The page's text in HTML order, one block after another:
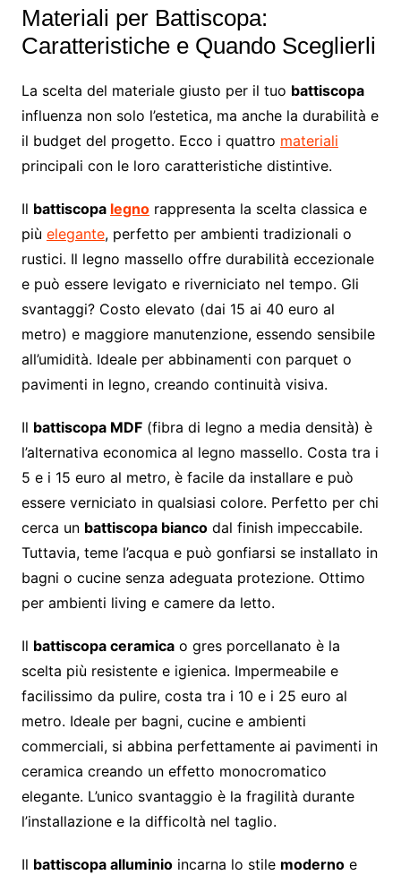
Materiali per Battiscopa:
Caratteristiche e Quando Sceglierli
La scelta del materiale giusto per il tuo battiscopa
influenza non solo l’estetica, ma anche la durabilità e
il budget del progetto. Ecco i quattro materiali
principali con le loro caratteristiche distintive.
Il battiscopa legnorappresenta la scelta classica e
più elegante, perfetto per ambienti tradizionali o
rustici. Il legno massello offre durabilità eccezionale
e può essere levigato e riverniciato nel tempo. Gli
svantaggi? Costo elevato (dai 15 ai 40 euro al
metro) e maggiore manutenzione, essendo sensibile
all’umidità. Ideale per abbinamenti con parquet o
pavimenti in legno, creando continuità visiva.
Il battiscopa MDF(fibra di legno a media densità) è
l’alternativa economica al legno massello. Costa tra i
5 e i 15 euro al metro, è facile da installare e può
essere verniciato in qualsiasi colore. Perfetto per chi
cerca un battiscopa biancodal finish impeccabile.
Tuttavia, teme l’acqua e può gonfiarsi se installato in
bagni o cucine senza adeguata protezione. Ottimo
per ambienti living e camere da letto.
Il battiscopa ceramicao gres porcellanato è la
scelta più resistente e igienica. Impermeabile e
facilissimo da pulire, costa tra i 10 e i 25 euro al
metro. Ideale per bagni, cucine e ambienti
commerciali, si abbina perfettamente ai pavimenti in
ceramica creando un effetto monocromatico
elegante. L’unico svantaggio è la fragilità durante
l’installazione e la difficoltà nel taglio.
Il battiscopa alluminioincarna lo stile modernoe